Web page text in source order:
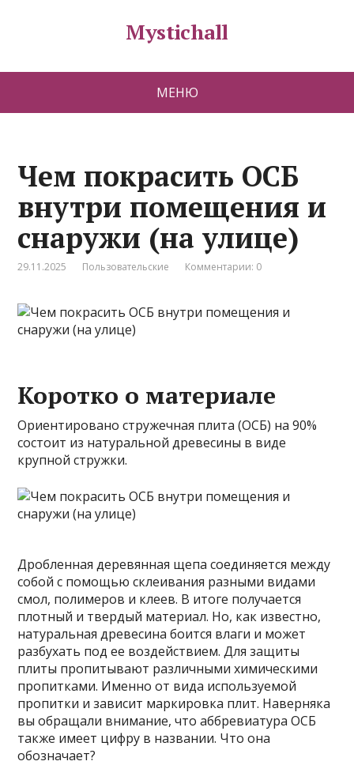
Mystichall
МЕНЮ
Чем покрасить ОСБ
внутри помещения и
снаружи (на улице)
29.11.2025 Пользовательские Комментарии: 0
Коротко о материале
Ориентировано стружечная плита (ОСБ) на 90%
состоит из натуральной древесины в виде
крупной стружки.
Дробленная деревянная щепа соединяется между
собой с помощью склеивания разными видами
смол, полимеров и клеев. В итоге получается
плотный и твердый материал. Но, как известно,
натуральная древесина боится влаги и может
разбухать под ее воздействием. Для защиты
плиты пропитывают различными химическими
пропитками. Именно от вида используемой
пропитки изависит маркировка плит. Наверняка
вы обращали внимание, что аббревиатура ОСБ
также имеет цифру в названии. Что она
обозначает?